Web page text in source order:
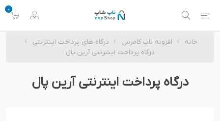
0
خانه افزونه ناپ کامرس
درگاه های پرداخت اینترنتی
درگاه پرداخت اینترنتی آرین پال
درگاه پرداخت اینترنتی آرین پال